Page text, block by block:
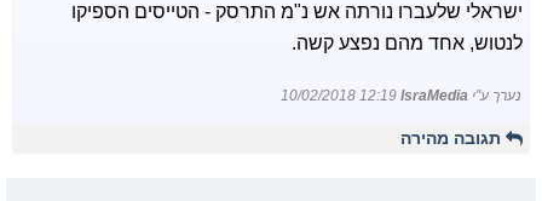
ישראלי שלעברו נורתה אש נ"מ התרסק - הטייסים הספיקו
לנטוש, אחד מהם נפצע קשה.
נערך ע"י IsraMedia
10/02/2018 12:19
תגובה מהירה